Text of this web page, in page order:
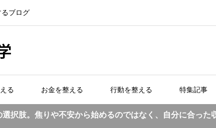
るブログ
る お金を整える 行動を整える 特集記事
択肢。焦りや不安から始めるのではなく、自分に合った